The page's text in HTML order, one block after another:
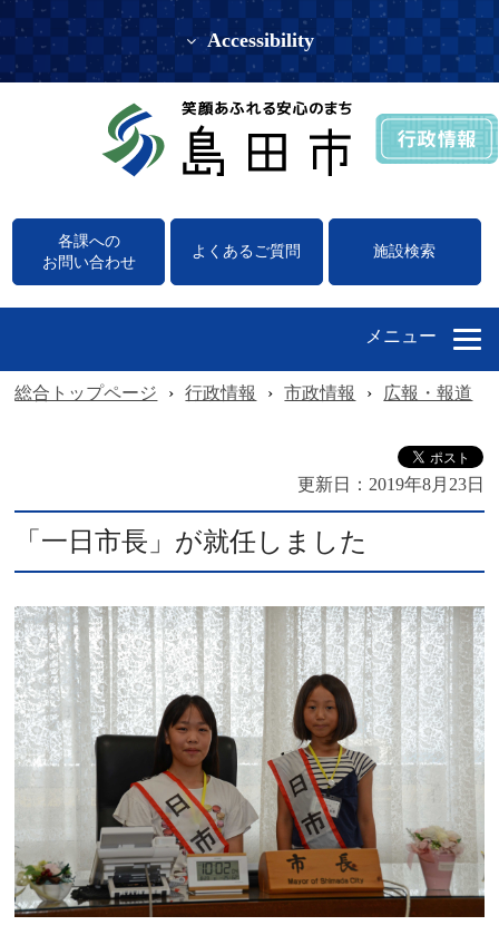
Accessibility
各課への
お問い合わせ
よくあるご質問 施設検索
メニュー
総合トップページ › 行政情報 › 市政情報 › 広報・報道
更新日： 2019年8月23日
「一日市長」が就任しました